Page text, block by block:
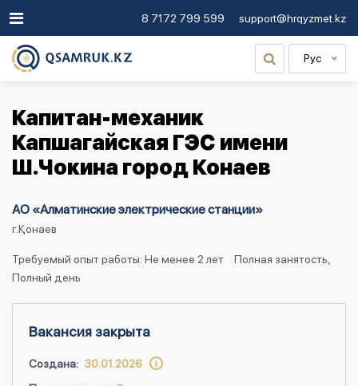
8 7172 799 599 support@hrqyzmet.kz
Рус
Капитан-механик
Капшагайская ГЭС имени
Ш.Чокина город Конаев
АО «Алматинские электрические станции»
г.Қонаев
Требуемый опыт работы: Не менее 2 лет
Полная занятость,
Полный день
Вакансия закрыта
Создана: 30.01.2026